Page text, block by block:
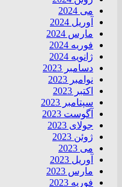
می 2024
آوریل 2024
مارس 2024
فوریه 2024
ژانویه 2024
دسامبر 2023
نوامبر 2023
اکتبر 2023
سپتامبر 2023
آگوست 2023
جولای 2023
ژوئن 2023
می 2023
آوریل 2023
مارس 2023
فوریه 2023